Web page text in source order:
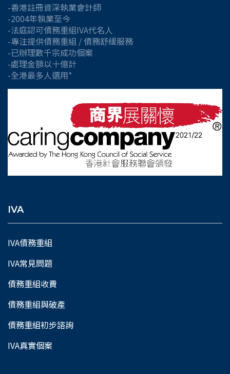
-香港註冊資深執業會計師
-2004年執業至今
-法庭認可債務重組IVA代名人
-專注提供債務重組 / 債務舒緩服務
-已辦理數千宗成功個案
-處理金額以十億計
-全港最多人選用*
IVA
IVA債務重組
IVA常見問題
債務重組收費
債務重組與破產
債務重組初步諮詢
IVA真實個案